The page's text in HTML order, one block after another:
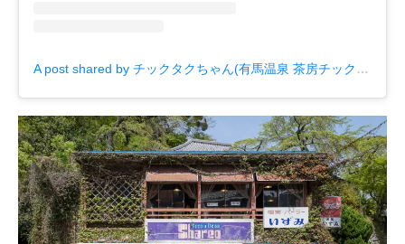
A post shared by チックタクちゃん(有馬温泉 茶房チックタク) (@tchic_tac_chan)